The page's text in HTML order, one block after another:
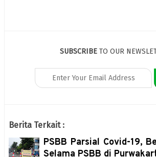
SUBSCRIBE TO OUR
Berita Terkait :
PSBB Parsial Covid-19,
Selama PSBB di